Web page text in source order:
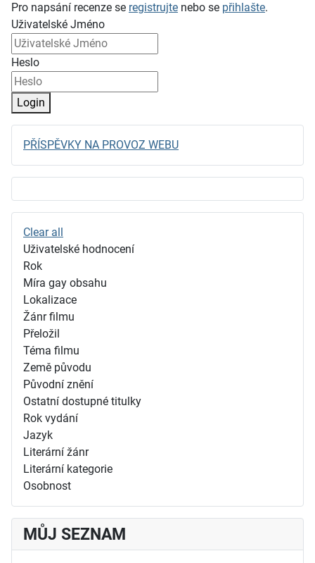
Pro napsání recenze se registrujte nebo se přihlašte.
Uživatelské Jméno
Heslo
Login
PŘÍSPĚVKY NA PROVOZ WEBU
Clear all
Uživatelské hodnocení
Rok
Míra gay obsahu
Lokalizace
Žánr filmu
Přeložil
Téma filmu
Země původu
Původní znění
Ostatní dostupné titulky
Rok vydání
Jazyk
Literární žánr
Literární kategorie
Osobnost
MŮJ SEZNAM